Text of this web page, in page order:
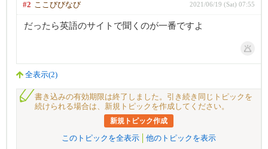
#2 ここびびなび 2021/06/19 (Sat) 07:55
だったら英語のサイトで聞くのが一番ですよ
全表示(2)
書き込みの有効期限は終了しました。引き続き同じトピックを
続けられる場合は、新規トピックを作成してください。
新規トピック作成
このトピックを全表示 他のトピックを表示